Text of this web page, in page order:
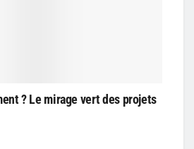
? Le mirage vert des projets